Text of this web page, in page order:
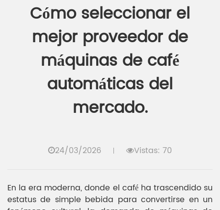
Cómo seleccionar el
mejor proveedor de
máquinas de café
automáticas del
mercado.
24/03/2026 Vistas: 70
En la era moderna, donde el café ha trascendido su
estatus de simple bebida para convertirse en un